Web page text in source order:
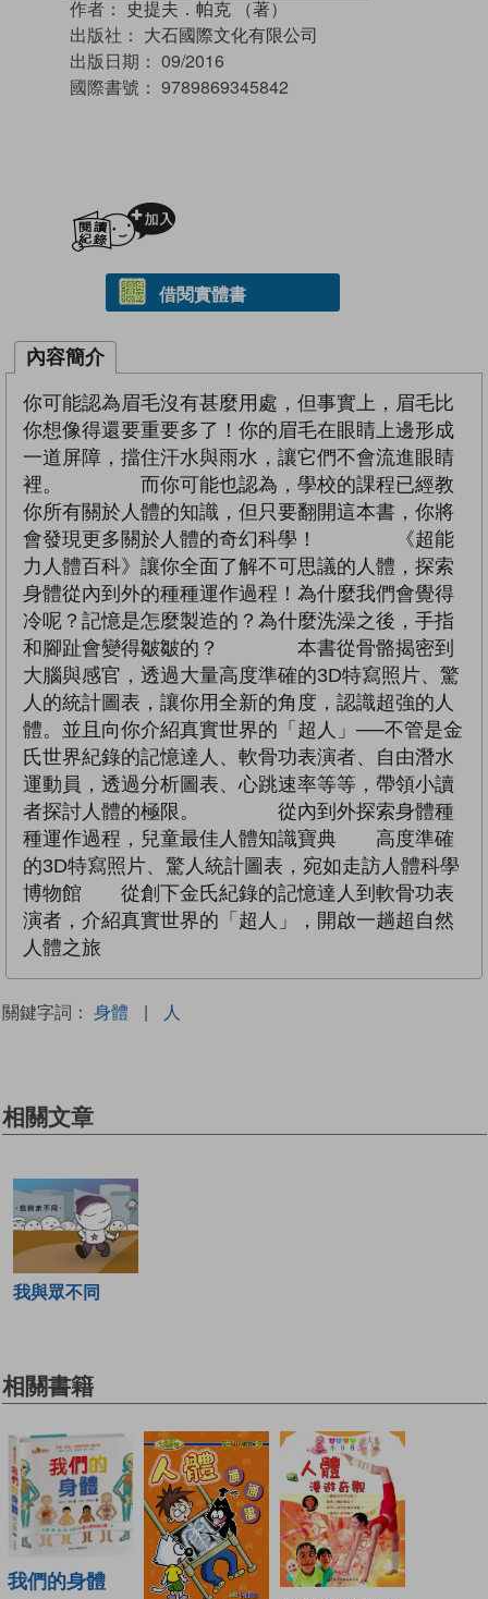
作者： 史提夫．帕克 （著）
出版社： 大石國際文化有限公司
出版日期： 09/2016
國際書號： 9789869345842
借閱實體書
內容簡介
你可能認為眉毛沒有甚麼用處，但事實上，眉毛比
你想像得還要重要多了！你的眉毛在眼睛上邊形成
一道屏障，擋住汗水與雨水，讓它們不會流進眼睛
裡。 而你可能也認為，學校的課程已經教
你所有關於人體的知識，但只要翻開這本書，你將
會發現更多關於人體的奇幻科學！ 《超能
力人體百科》讓你全面了解不可思議的人體，探索
身體從內到外的種種運作過程！為什麼我們會覺得
冷呢？記憶是怎麼製造的？為什麼洗澡之後，手指
和腳趾會變得皺皺的？ 本書從骨骼揭密到
大腦與感官，透過大量高度準確的3D特寫照片、驚
人的統計圖表，讓你用全新的角度，認識超強的人
體。並且向你介紹真實世界的「超人」──不管是金
氏世界紀錄的記憶達人、軟骨功表演者、自由潛水
運動員，透過分析圖表、心跳速率等等，帶領小讀
者探討人體的極限。 從內到外探索身體種
種運作過程，兒童最佳人體知識寶典 高度準確
的3D特寫照片、驚人統計圖表，宛如走訪人體科學
博物館 從創下金氏紀錄的記憶達人到軟骨功表
演者，介紹真實世界的「超人」，開啟一趟超自然
人體之旅
關鍵字詞： 身體 | 人
相關文章
我與眾不同
相關書籍
我們的身體